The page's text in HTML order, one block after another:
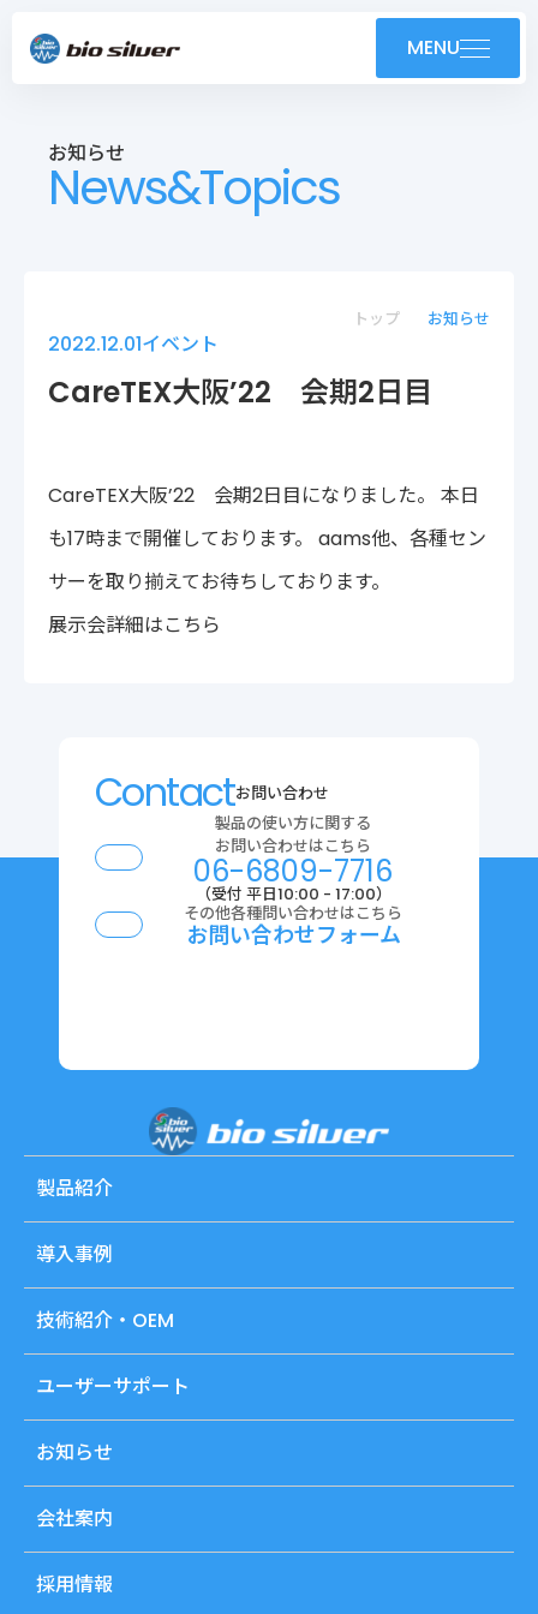
MENU
製品紹介
技術紹介・OEM
会社案内
株式会社バイオシルバー
〒222-0033
神奈川県横浜市港北区新横浜2-14-4 シルバービル1F
プライバシーポリシー
お知らせ
News&Topics
トップ お知らせ
2022.12.01イベント
CareTEX大阪’22 会期2日目
CareTEX大阪’22 会期2日目になりました。 本日
も17時まで開催しております。 aams他、各種セン
サーを取り揃えてお待ちしております。
展示会詳細はこちら
Contactお問い合わせ
製品の使い方に関する
お問い合わせはこちら
06-6809-7716
（受付 平日10:00 - 17:00）
その他各種問い合わせはこちら
お問い合わせフォーム
製品紹介
導入事例
技術紹介・OEM
ユーザーサポート
お知らせ
会社案内
採用情報